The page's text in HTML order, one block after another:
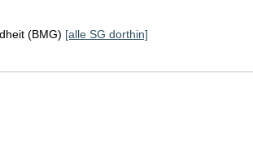
(BMG) [alle SG dorthin]